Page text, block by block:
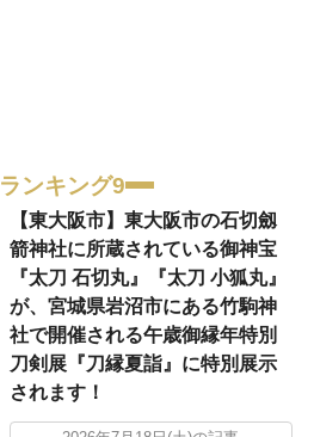
ランキング9
【東大阪市】東大阪市の石切劔
箭神社に所蔵されている御神宝
『太刀 石切丸』『太刀 小狐丸』
が、宮城県岩沼市にある竹駒神
社で開催される午歳御縁年特別
刀剣展『刀縁夏詣』に特別展示
されます！